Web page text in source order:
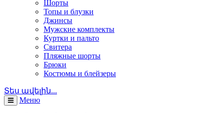
Шорты
Топы и блузки
Джинсы
Мужские комплекты
Куртки и пальто
Свитера
Пляжные шорты
Брюки
Костюмы и блейзеры
Տես ավելին...
Меню